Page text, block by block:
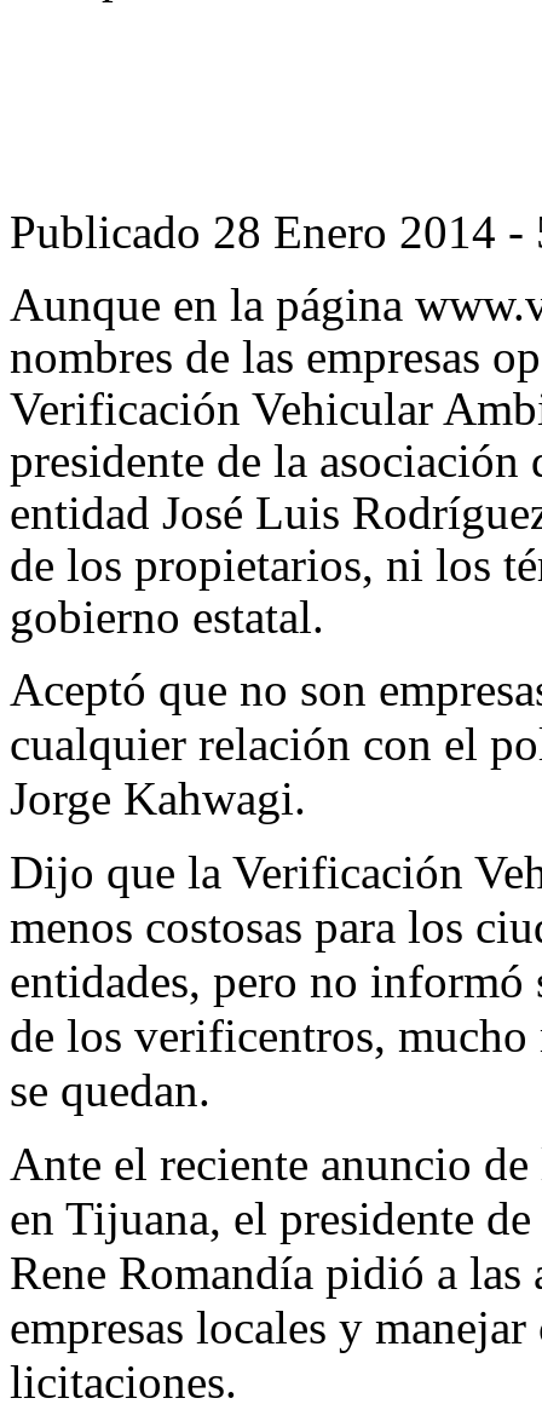
Publicado 28 Enero 2014 -
Aunque en la página
nombres de las empresas
Verificación Vehicular
presidente de la
entidad José Luis
de los propietarios, ni los
gobierno estatal.
Aceptó que no son
cualquier relación con el
Jorge Kahwagi.
Dijo que la Verificación
menos costosas para los
entidades, pero no informó
de los verificentros, mucho
se quedan.
Ante el reciente anuncio
en Tijuana, el presidente
Rene Romandía pidió a las
empresas locales y
licitaciones.